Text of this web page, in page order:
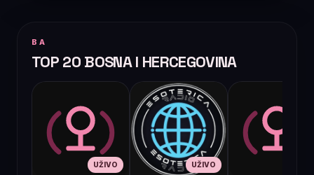
BA
TOP 20 BOSNA I HERCEGOVINA
UŽIVO UŽIVO